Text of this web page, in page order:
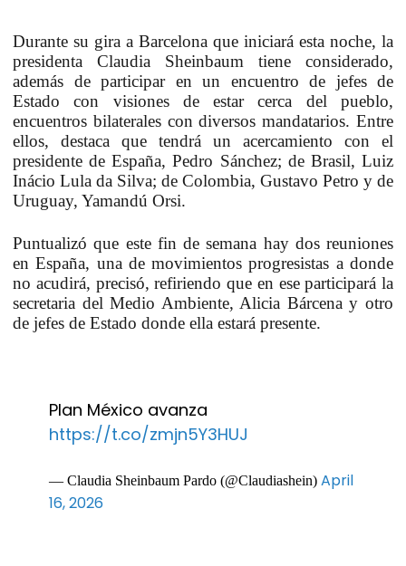
Durante su gira a Barcelona que iniciará esta noche, la
presidenta Claudia Sheinbaum tiene considerado,
además de participar en un encuentro de jefes de
Estado con visiones de estar cerca del pueblo,
encuentros bilaterales con diversos mandatarios. Entre
ellos, destaca que tendrá un acercamiento con el
presidente de España, Pedro Sánchez; de Brasil, Luiz
Inácio Lula da Silva; de Colombia, Gustavo Petro y de
Uruguay, Yamandú Orsi.
Puntualizó que este fin de semana hay dos reuniones
en España, una de movimientos progresistas a donde
no acudirá, precisó, refiriendo que en ese participará la
secretaria del Medio Ambiente, Alicia Bárcena y otro
de jefes de Estado donde ella estará presente.
Plan México avanza
https://t.co/zmjn5Y3HUJ
— Claudia Sheinbaum Pardo (@Claudiashein) April
16, 2026